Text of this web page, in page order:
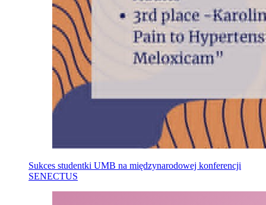
Sukces studentki UMB na międzynarodowej konferencji
SENECTUS